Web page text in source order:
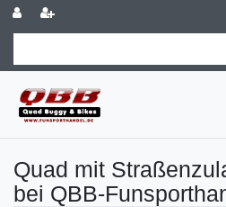
Quad mit
bei QBB-